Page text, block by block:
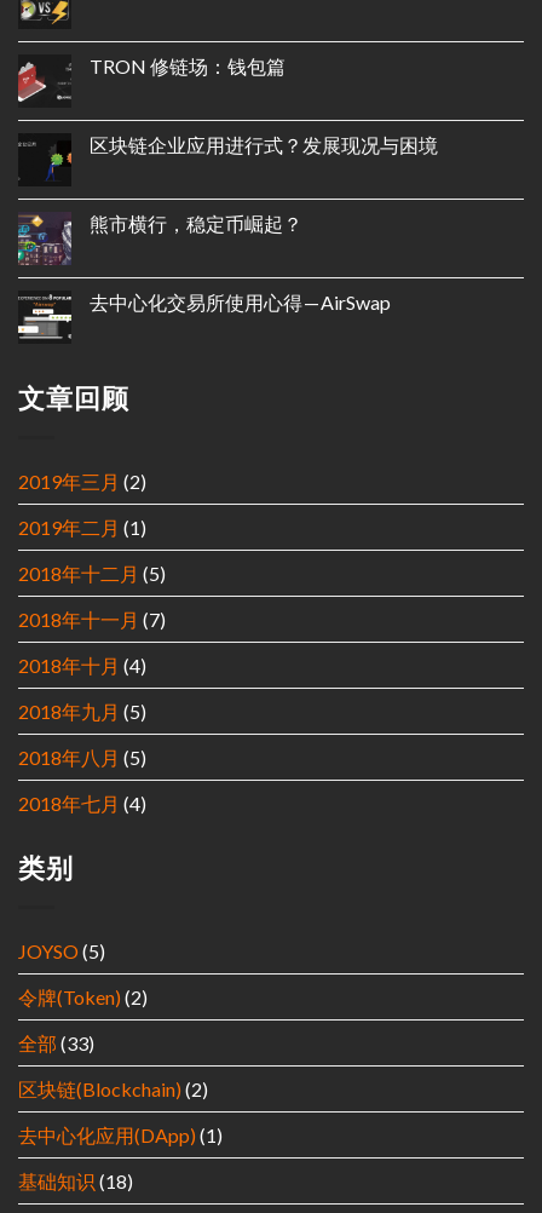
TRON 修链场：钱包篇
区块链企业应用进行式？发展现况与困境
熊市横行，稳定币崛起？
去中心化交易所使用心得 — AirSwap
文章回顾
2019年三月 (2)
2019年二月 (1)
2018年十二月 (5)
2018年十一月 (7)
2018年十月 (4)
2018年九月 (5)
2018年八月 (5)
2018年七月 (4)
类别
JOYSO(5)
令牌(Token) (2)
全部 (33)
区块链(Blockchain) (2)
去中心化应用(DApp) (1)
基础知识 (18)